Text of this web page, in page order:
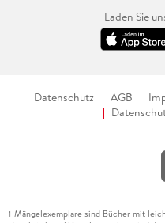
Laden Sie
Datenschutz AGB
1 Mängelexemplare sind Bücher mit